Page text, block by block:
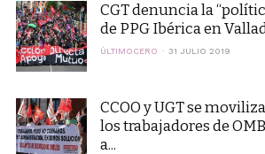
CGT denuncia la
de PPG Ibérica en
ÚLTIMOCERO 31 JULIO 2019
CCOO y UGT se
los trabajadores de
a...